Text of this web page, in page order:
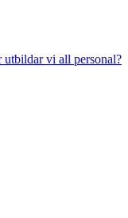
utbildar vi all personal?